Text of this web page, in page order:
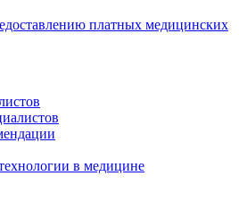
платных медицинских
в медицине